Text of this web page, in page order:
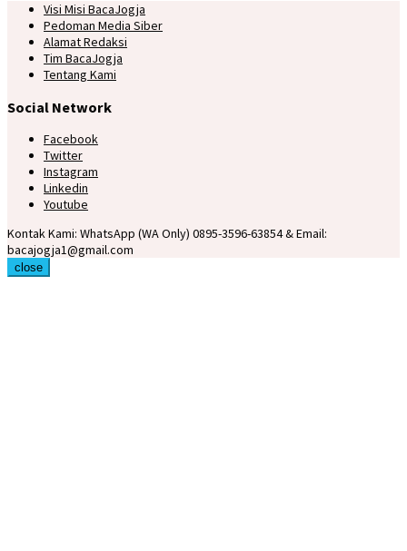
Visi Misi BacaJogja
Pedoman Media Siber
Alamat Redaksi
Tim BacaJogja
Tentang Kami
Social Network
Facebook
Twitter
Instagram
Linkedin
Youtube
Kontak Kami: WhatsApp (WA Only) 0895-3596-63854 & Email:
bacajogja1@gmail.com
close